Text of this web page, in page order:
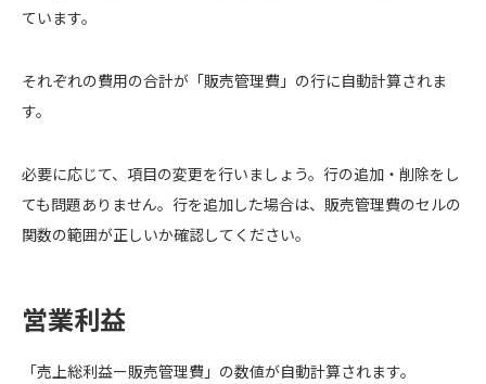
ています。
それぞれの費用の合計が「販売管理費」の行に自動計算されま
す。
必要に応じて、項目の変更を行いましょう。行の追加・削除をし
ても問題ありません。行を追加した場合は、販売管理費のセルの
関数の範囲が正しいか確認してください。
営業利益
「売上総利益ー販売管理費」の数値が自動計算されます。